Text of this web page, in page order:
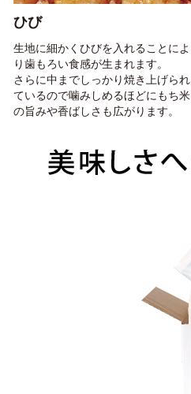
ひび
生地に細かくひびを入れることによ
り歯もろい食感が生まれます。
さらに中までしっかり焼き上げられ
ているので噛みしめるほどにもち米
の旨みや香ばしさも広がります。